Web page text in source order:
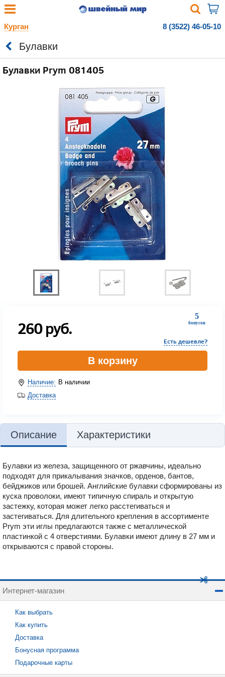
Курган 8 (3522) 46-05-10
Булавки
Булавки Prym 081405
5
бонусов
260руб.
Есть дешевле?
В корзину
Наличие: В наличии
Доставка
Описание Характеристики
Булавки из железа, защищенного от ржавчины, идеально
подходят для прикалывания значков, орденов, бантов,
бейджиков или брошей. Английские булавки сформированы из
куска проволоки, имеют типичную спираль и открытую
застежку, которая может легко расстегиваться и
застегиваться. Для длительного крепления в ассортименте
Prym эти иглы предлагаются также с металлической
пластинкой с 4 отверстиями. Булавки имеют длину в 27 мм и
открываются с правой стороны.
Интернет-магазин
Как выбрать
Как купить
Доставка
Бонусная программа
Подарочные карты